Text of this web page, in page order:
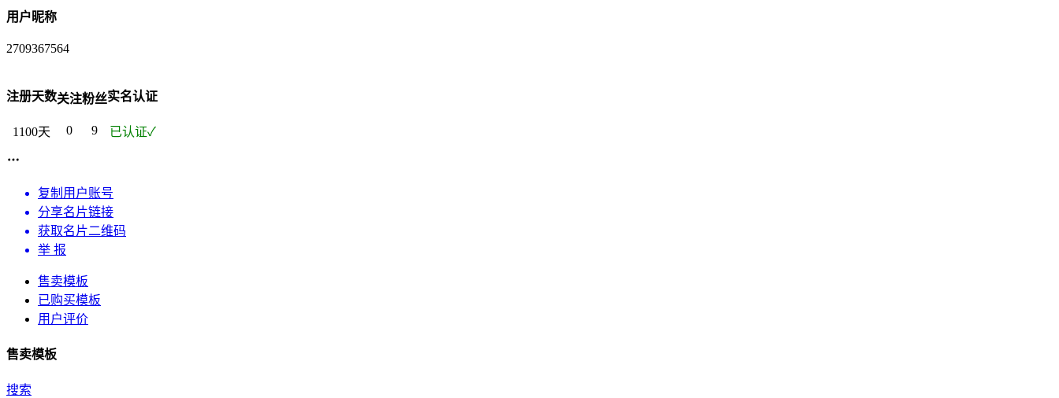
用户昵称
2709367564
注册天数
1100天
关注
0
粉丝
9
实名认证
已认证✓
复制用户账号
分享名片链接
获取名片二维码
举 报
售卖模板
已购买模板
用户评价
售卖模板
搜索